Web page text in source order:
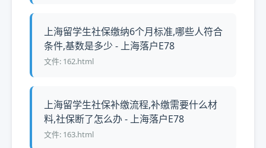
上海留学生社保缴纳6个月标准,哪些人符合
条件,基数是多少 - 上海落户E78
文件: 162.html
上海留学生社保补缴流程,补缴需要什么材
料,社保断了怎么办 - 上海落户E78
文件: 163.html